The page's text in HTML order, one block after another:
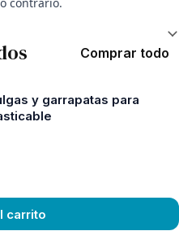
Comprar todo
y garrapatas para
carrito